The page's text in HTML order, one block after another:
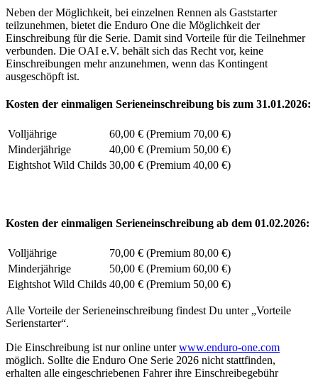
Neben der Möglichkeit, bei einzelnen Rennen als Gaststarter
teilzunehmen, bietet die Enduro One die Möglichkeit der
Einschreibung für die Serie. Damit sind Vorteile für die Teilnehmer
verbunden. Die OAI e.V. behält sich das Recht vor, keine
Einschreibungen mehr anzunehmen, wenn das Kontingent
ausgeschöpft ist.
Kosten der einmaligen Serieneinschreibung bis zum 31.01.2026:
Volljährige
60,00 € (Premium 70,00 €)
Minderjährige
40,00 € (Premium 50,00 €)
Eightshot Wild Childs 30,00 € (Premium 40,00 €)
Kosten der einmaligen Serieneinschreibung ab dem 01.02.2026:
Volljährige
70,00 € (Premium 80,00 €)
Minderjährige
50,00 € (Premium 60,00 €)
Eightshot Wild Childs 40,00 € (Premium 50,00 €)
Alle Vorteile der Serieneinschreibung findest Du unter „Vorteile
Serienstarter“.
Die Einschreibung ist nur online unterwww.enduro-one.com
möglich. Sollte die Enduro One Serie 2026 nicht stattfinden,
erhalten alle eingeschriebenen Fahrer ihre Einschreibegebühr